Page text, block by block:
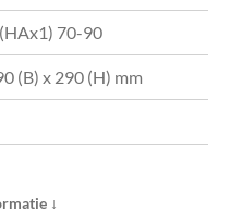
70-90
(B) x 290 (H) mm
↓